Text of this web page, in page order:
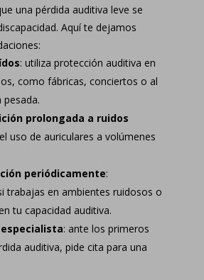
una pérdida auditiva leve se
Aquí te dejamos
: utiliza protección auditiva en
como fábricas, conciertos o al
pesada.
prolongada a ruidos
uso de auriculares a volúmenes
periódicamente:
trabajas en ambientes ruidosos o
tu capacidad auditiva.
: ante los primeros
auditiva, pide cita para una